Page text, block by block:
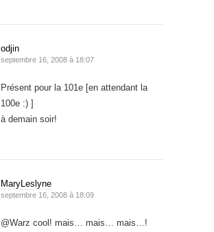
odjin
septembre 16, 2008 à 18:07
Présent pour la 101e [en attendant la
100e :) ]
à demain soir!
MaryLeslyne
septembre 16, 2008 à 18:09
@Warz cool! mais… mais… mais…!